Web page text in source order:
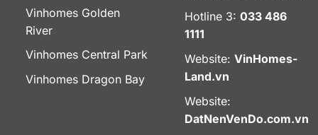
Vinhomes Golden
River
Vinhomes Central Park
Vinhomes Dragon Bay
Hotline 3: 033 486
1111
Website: VinHomes-
Land.vn
Website:
DatNenVenDo.com.vn